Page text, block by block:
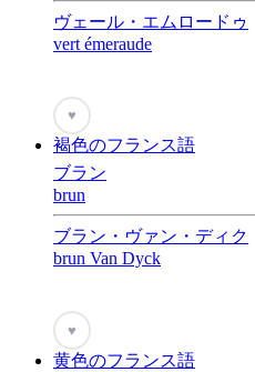
ヴェール・エムロードゥ
vert émeraude
♥
褐色のフランス語
ブラン
brun
ブラン・ヴァン・ディク
brun Van Dyck
♥
黄色のフランス語